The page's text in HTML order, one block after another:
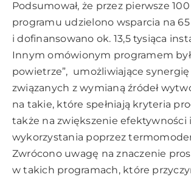
Podsumował, że przez pierwsze
programu udzielono wsparcia na 65
i dofinansowano ok. 13,5 tysiąca
Innym omówionym programem
powietrze”, umożliwiające synergię
związanych z wymianą źródeł
na takie, które spełniają kryteria
także na zwiększenie efektywności
wykorzystania poprzez
Zwrócono uwagę na znaczenie
w takich programach, które